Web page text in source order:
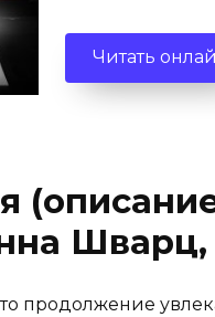
Читать
продолжение